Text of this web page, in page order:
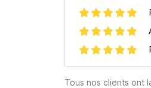
Tous nos clients ont